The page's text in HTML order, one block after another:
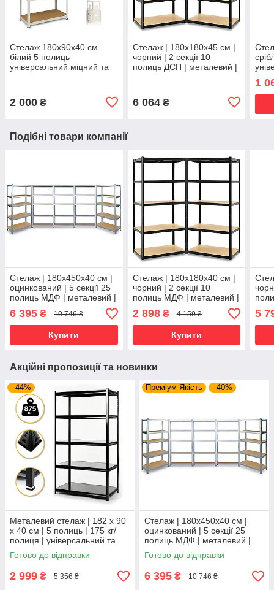
Стелаж 180х90х40 см
білий 5 полиць
універсальний міцний та
2 000 ₴
Стелаж | 180х180х45 см |
чорний | 2 секції 10
полиць ДСП | металевий |
6 064₴
1
Подібні товари компанії
Стелаж | 180х450х40 см |
оцинкований | 5 секції 25
полиць МДФ | металевий |
витримує 175 кг на
полицю | універсальний
6 395 ₴ 10 746 ₴
Купити
Стелаж | 180х180х40 см |
чорний | 2 секції 10
полиць МДФ | металевий |
витримує 175 кг на
полицю | універсальний
2 898₴ 4 159 ₴
Купити
5
Акційні пропозиції та новинки
–44%
Металевий стелаж | 182 х 90
х 40 см | 5 полиць | 175 кг/
полиця | універсальний та
міцний
Готово до відправки
2 999 ₴ 5 356 ₴
Преміум Якість –40%
Стелаж | 180х450х40 см |
оцинкований | 5 секції 25
полиць МДФ | металевий |
витримує 175 кг на полицю |
універсальний
Готово до відправки
6 395 ₴ 10 746 ₴